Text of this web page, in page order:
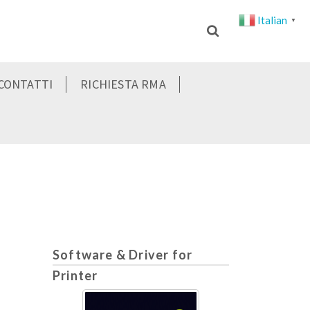
RICHIESTA RMA
Software & Driver for
Printer
Italian ▼